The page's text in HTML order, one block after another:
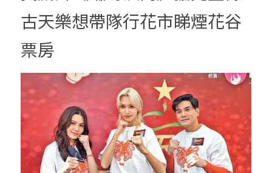
古天樂想帶隊行花市睇煙花谷
票房